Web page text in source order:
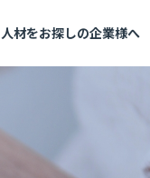
人材をお探しの企業様へ